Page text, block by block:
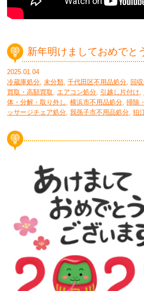
新年明けましておめでと
2025.01.04
冷蔵庫処分, 未分類, 千代田区不用品処分, 回
買取・高額買取, エアコン処分, 引越し片付け,
体・分解・取り外し , 横浜市不用品処分, 掃除
ッサージチェア処分, 我孫子市不用品処分, 狛